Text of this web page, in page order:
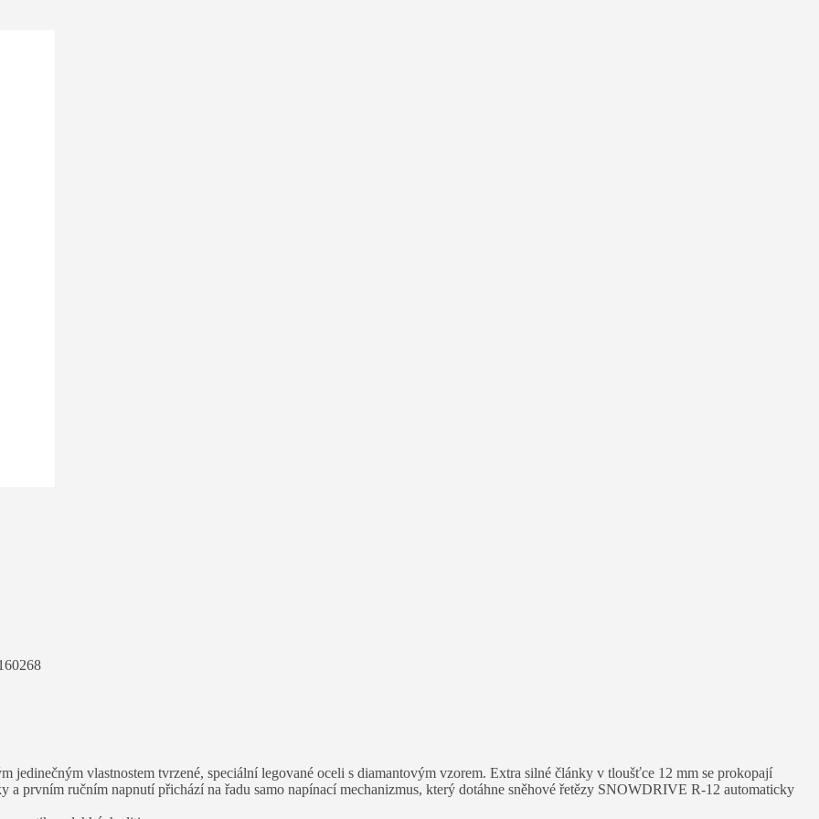
vlastnostem tvrzené, speciální legované oceli s diamantovým vzorem. Extra silné články v tloušťce 12 mm se prokopají
a prvním ručním napnutí přichází na řadu samo napínací mechanizmus, který dotáhne sněhové řetězy SNOWDRIVE R-12 automaticky